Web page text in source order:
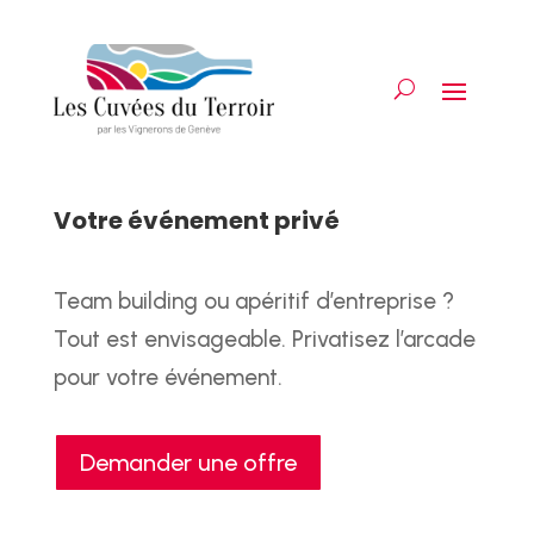
Votre événement privé
Team building ou apéritif d’entreprise ?
Tout est envisageable. Privatisez l’arcade
pour votre événement.
Demander une offre